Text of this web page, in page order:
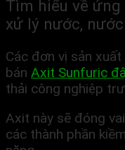
Tìm hiểu về
xử lý nước,
Các đơn vị sản
bán Axit Sunfuric
thải công nghiệp
Axit này sẽ đóng
các thành phần